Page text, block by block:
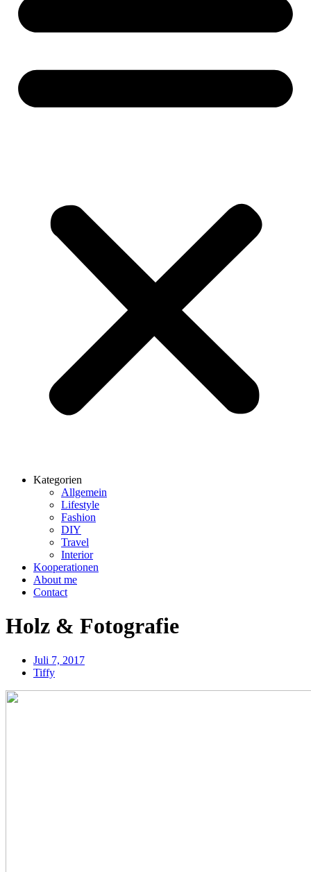
Kategorien
Allgemein
Lifestyle
Fashion
DIY
Travel
Interior
Kooperationen
About me
Contact
Holz & Fotografie
Juli 7, 2017
Tiffy